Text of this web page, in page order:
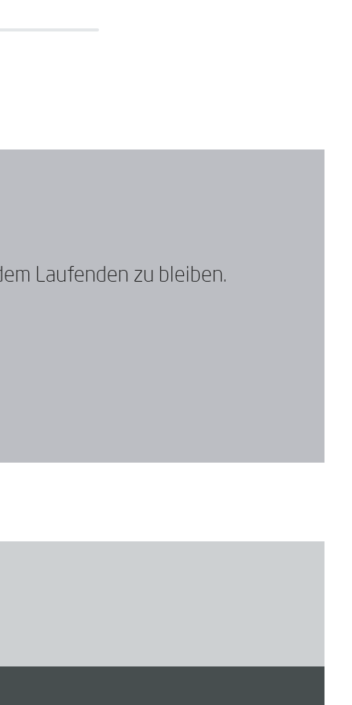
Laufenden zu bleiben.